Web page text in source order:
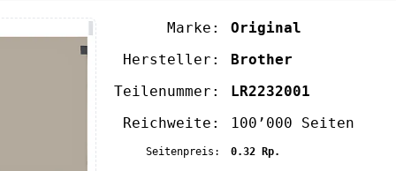
Marke:
Original
Hersteller:
Brother
Teilenummer:
LR2232001
Reichweite:
100’000 Seiten
Seitenpreis:
0.32 Rp.